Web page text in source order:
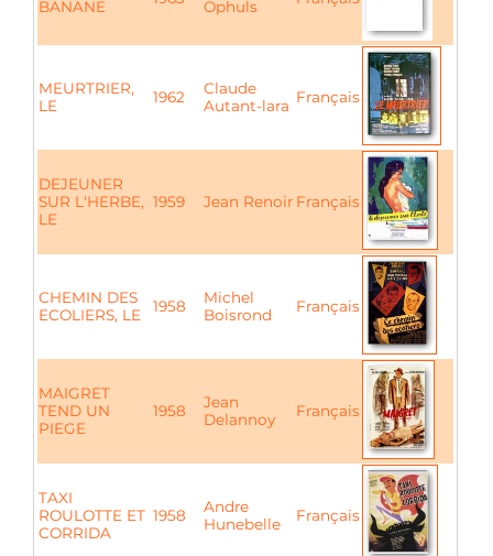
BANANE
Ophuls
MEURTRIER,
LE
1962
Claude
Autant-lara Français
DEJEUNER
SUR L'HERBE,
LE
1959 Jean Renoir Français
CHEMIN DES
ECOLIERS, LE
1958
Michel
Boisrond
Français
MAIGRET
TEND UN
PIEGE
1958
Jean
Delannoy
Français
TAXI
ROULOTTE ET
CORRIDA
1958
Andre
Hunebelle
Français